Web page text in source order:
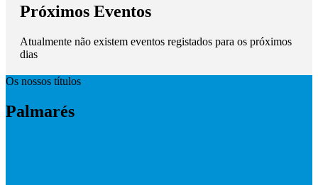
Próximos Eventos
Atualmente não existem eventos registados para os próximos
dias
Os nossos títulos
Palmarés